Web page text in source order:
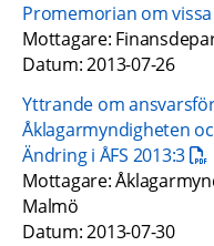
Promemorian om
Mottagare:
Datum: 2013-07-26
Yttrande om
Åklagarmyndigheten
Ändring i ÅFS 2013:3pdf,
Mottagare:
Malmö
Datum: 2013-07-30